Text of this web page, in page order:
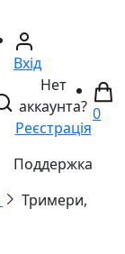
Вхід
Нет
аккаунта?
Реєстрація
Поддержка
0
Тримери,